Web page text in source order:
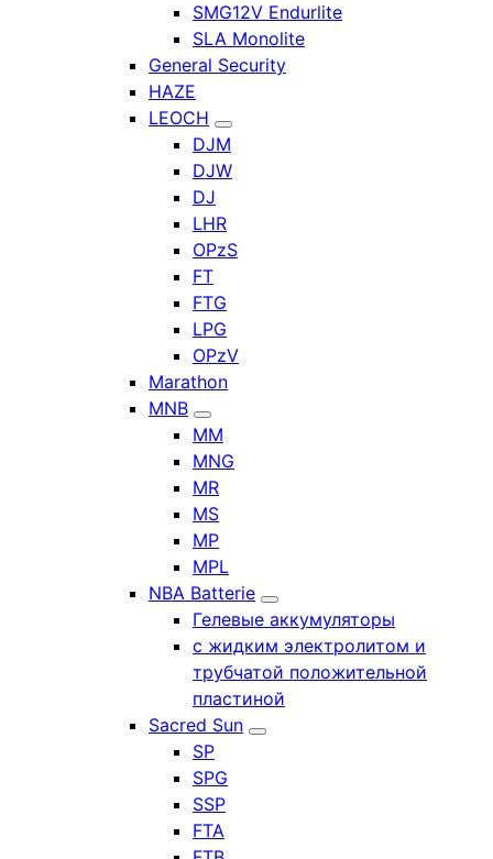
SMG12V Endurlite
SLA Monolite
General Security
HAZE
LEOCH
DJM
DJW
DJ
LHR
OPzS
FT
FTG
LPG
OPzV
Marathon
MNB
MM
MNG
MR
MS
MP
MPL
NBA Batterie
Гелевые аккумуляторы
с жидким электролитом и
трубчатой положительной
пластиной
Sacred Sun
SP
SPG
SSP
FTA